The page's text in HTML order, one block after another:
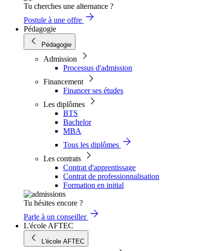
Tu cherches une alternance ?
Postule à une offre
Pédagogie
Pédagogie
Admission
Processus d'admission
Financement
Financer ses études
Les diplômes
BTS
Bachelor
MBA
Tous les diplômes
Les contrats
Contrat d'apprentissage
Contrat de professionnalisation
Formation en initial
Tu hésites encore ?
Parle à un conseiller
L'école AFTEC
L'école AFTEC